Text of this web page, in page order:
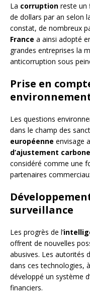
La corruption reste un
de dollars par an selon
constat, de nombreux
France a ainsi adopté
grandes entreprises la
anticorruption sous
Prise en
Les questions
dans le champ des
européenne envisage
d’ajustement
considéré comme une
partenaires
surveillance
Les progrès de l’
offrent de nouvelles
abusives. Les autorités
dans ces technologies,
développé un système
financiers.